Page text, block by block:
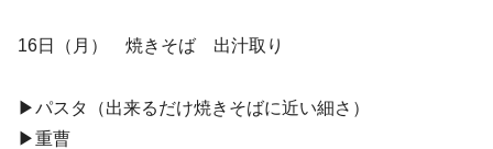
16日（月） 焼きそば 出汁取り
▶︎パスタ（出来るだけ焼きそばに近い細さ）
▶︎重曹